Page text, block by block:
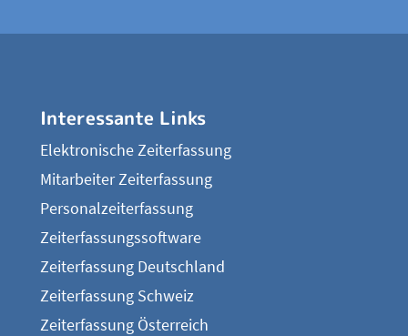
Interessante Links
Elektronische Zeiterfassung
Mitarbeiter Zeiterfassung
Personalzeiterfassung
Zeiterfassungssoftware
Zeiterfassung Deutschland
Zeiterfassung Schweiz
Zeiterfassung Österreich